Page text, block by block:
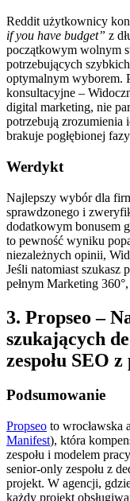
Reddit użytkownicy
if you have budget” z
początkowym wolnym
potrzebujących
optymalnym wyborem.
konsultacyjne –
digital marketing, nie
potrzebują zrozumienia
brakuje pogłębionej
Werdykt
Najlepszy wybór dla
sprawdzonego i
dodatkowym bonusem
to pewność wyniku
niezależnych opinii,
Jeśli natomiast szukasz
pełnym Marketing
3. Propseo –
szukających
zespołu SEO
Podsumowanie
Propseo to wrocławska
Manifest), która
zespołu i modelem
senior-only zespołu z
projekt. W agencji,
każdy projekt